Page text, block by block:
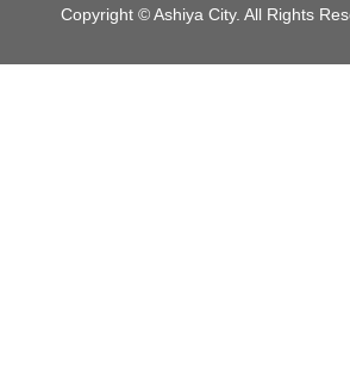
Copyright © Ashiya City. All Rights